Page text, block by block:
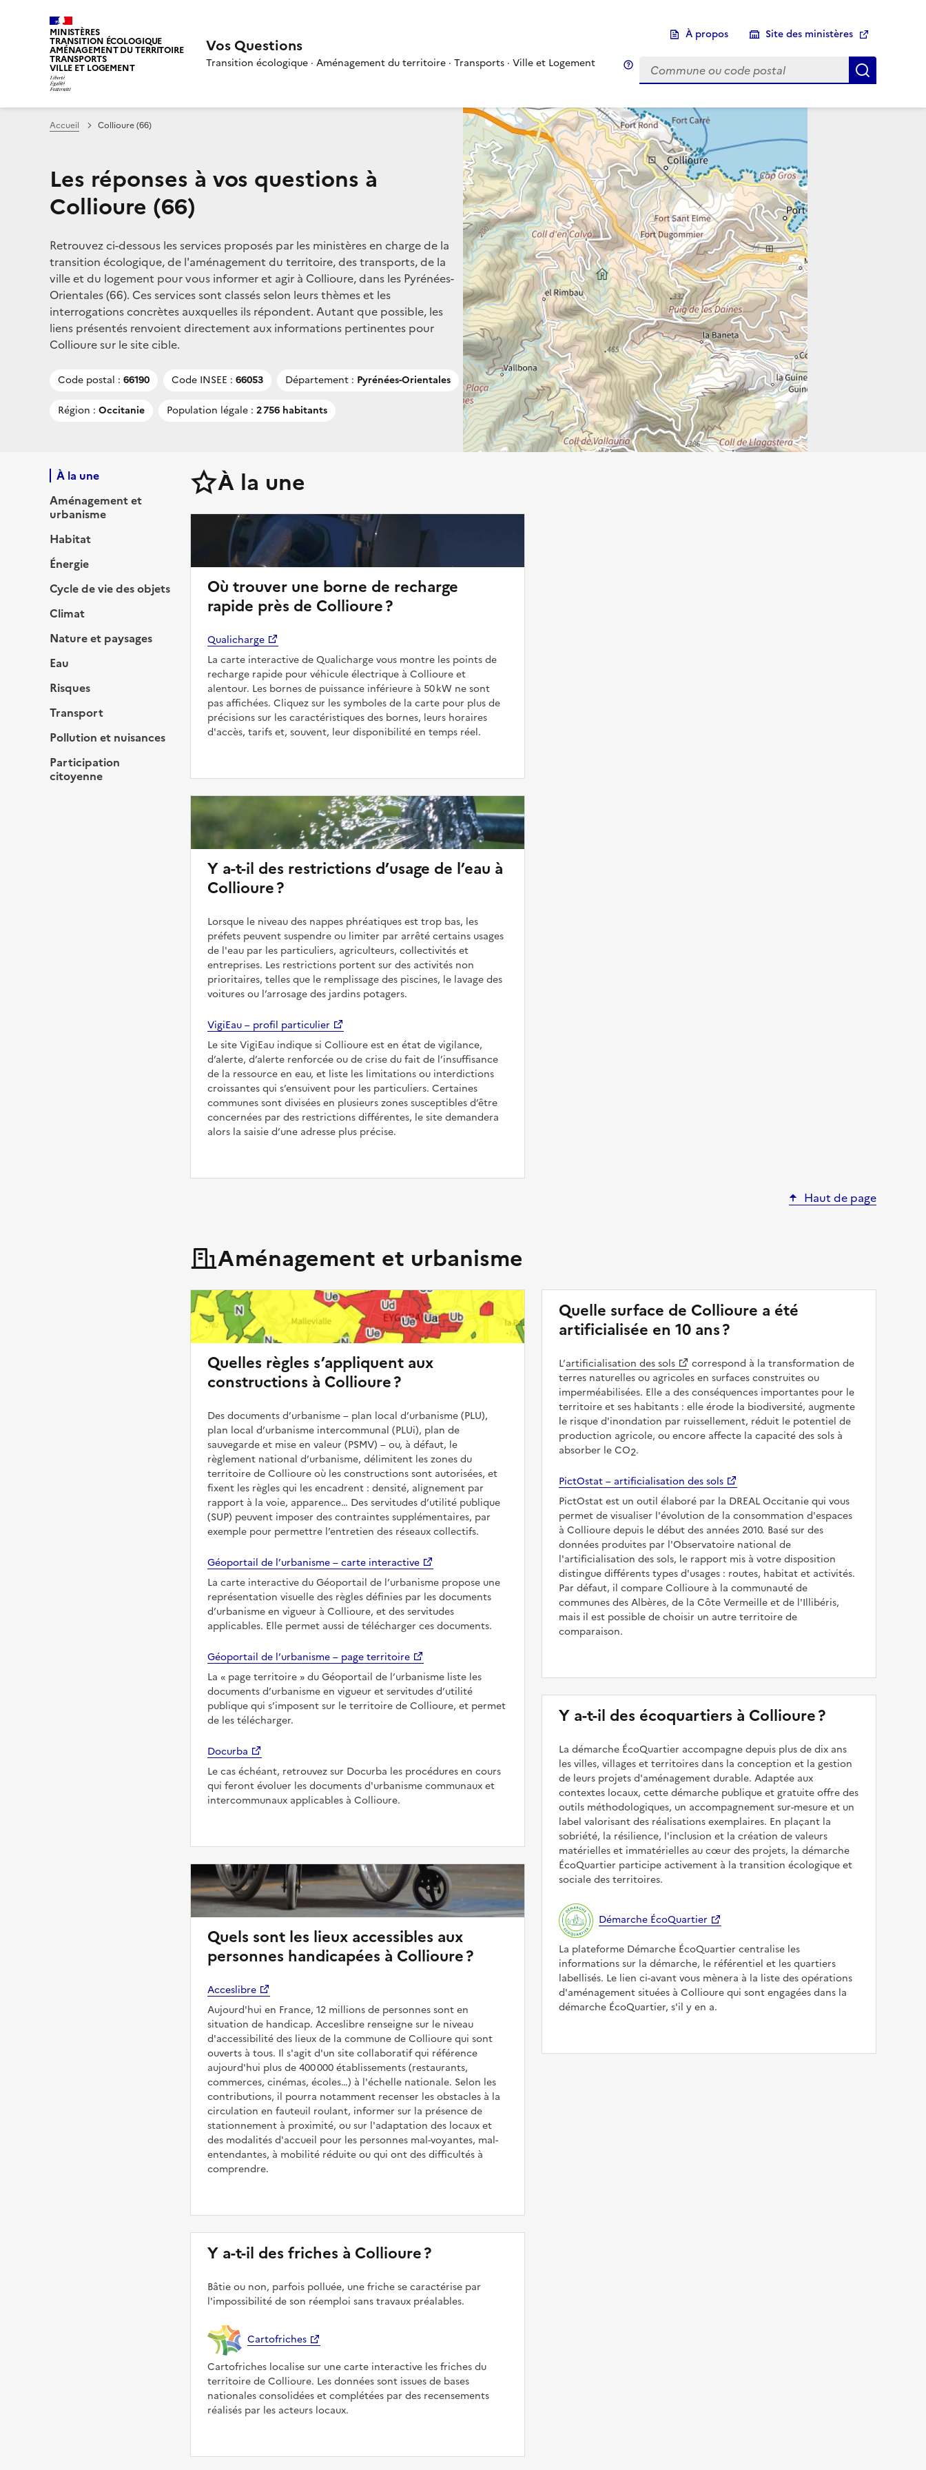
MINISTÈRES
TRANSITION ÉCOLOGIQUE
AMÉNAGEMENT DU TERRITOIRE
TRANSPORTS
VILLE ET LOGEMENT
Vos Questions
Transition écologique · Aménagement du territoire · Transports · Ville et Logement
À propos Site des ministères
Choix d'une commune
Infobulle
Accueil Collioure (66)
Les réponses à vos questions à
Collioure (66)
Retrouvez ci-dessous les services proposés par les ministères en charge de la
transition écologique, de l'aménagement du territoire, des transports, de la
ville et du logement pour vous informer et agir à Collioure, dans les Pyrénées-
Orientales (66). Ces services sont classés selon leurs thèmes et les
interrogations concrètes auxquelles ils répondent. Autant que possible, les
liens présentés renvoient directement aux informations pertinentes pour
Collioure sur le site cible.
Code postal : 66190 Code INSEE : 66053 Département : Pyrénées-Orientales
Région : Occitanie Population légale : 2 756 habitants
À la une
Aménagement et
urbanisme
Habitat
Énergie
Cycle de vie des objets
Climat
Nature et paysages
Eau
Risques
Transport
Pollution et nuisances
Participation
citoyenne
À la une
Où trouver une borne de recharge
rapide près de Collioure ?
Qualicharge
La carte interactive de Qualicharge vous montre les points de
recharge rapide pour véhicule électrique à Collioure et
alentour. Les bornes de puissance inférieure à 50 kW ne sont
pas affichées. Cliquez sur les symboles de la carte pour plus de
précisions sur les caractéristiques des bornes, leurs horaires
d'accès, tarifs et, souvent, leur disponibilité en temps réel.
Y a-t-il des restrictions d’usage de l’eau à
Collioure ?
Lorsque le niveau des nappes phréatiques est trop bas, les
préfets peuvent suspendre ou limiter par arrêté certains usages
de l'eau par les particuliers, agriculteurs, collectivités et
entreprises. Les restrictions portent sur des activités non
prioritaires, telles que le remplissage des piscines, le lavage des
voitures ou l’arrosage des jardins potagers.
VigiEau – profil particulier
Le site VigiEau indique si Collioure est en état de vigilance,
d’alerte, d’alerte renforcée ou de crise du fait de l’insuffisance
de la ressource en eau, et liste les limitations ou interdictions
croissantes qui s’ensuivent pour les particuliers. Certaines
communes sont divisées en plusieurs zones susceptibles d’être
concernées par des restrictions différentes, le site demandera
alors la saisie d’une adresse plus précise.
Haut de page
Aménagement et urbanisme
Quelles règles s’appliquent aux
constructions à Collioure ?
Des documents d’urbanisme – plan local d’urbanisme (PLU),
plan local d’urbanisme intercommunal (PLUi), plan de
sauvegarde et mise en valeur (PSMV) – ou, à défaut, le
règlement national d’urbanisme, délimitent les zones du
territoire de Collioure où les constructions sont autorisées, et
fixent les règles qui les encadrent : densité, alignement par
rapport à la voie, apparence… Des servitudes d’utilité publique
(SUP) peuvent imposer des contraintes supplémentaires, par
exemple pour permettre l’entretien des réseaux collectifs.
Géoportail de l’urbanisme – carte interactive
La carte interactive du Géoportail de l’urbanisme propose une
représentation visuelle des règles définies par les documents
d’urbanisme en vigueur à Collioure, et des servitudes
applicables. Elle permet aussi de télécharger ces documents.
Géoportail de l’urbanisme – page territoire
La
page territoire
du Géoportail de l’urbanisme liste les
documents d’urbanisme en vigueur et servitudes d’utilité
publique qui s’imposent sur le territoire de Collioure, et permet
de les télécharger.
Docurba
Le cas échéant, retrouvez sur Docurba les procédures en cours
qui feront évoluer les documents d'urbanisme communaux et
intercommunaux applicables à Collioure.
Quels sont les lieux accessibles aux
personnes handicapées à Collioure ?
Acceslibre
Aujourd'hui en France, 12 millions de personnes sont en
situation de handicap. Acceslibre renseigne sur le niveau
d'accessibilité des lieux de la commune de Collioure qui sont
ouverts à tous. Il s'agit d'un site collaboratif qui référence
aujourd'hui plus de 400 000 établissements (restaurants,
commerces, cinémas, écoles…) à l'échelle nationale. Selon les
contributions, il pourra notamment recenser les obstacles à la
circulation en fauteuil roulant, informer sur la présence de
stationnement à proximité, ou sur l'adaptation des locaux et
des modalités d'accueil pour les personnes mal-voyantes, mal-
entendantes, à mobilité réduite ou qui ont des difficultés à
comprendre.
Y a-t-il des friches à Collioure ?
Bâtie ou non, parfois polluée, une friche se caractérise par
l'impossibilité de son réemploi sans travaux préalables.
Cartofriches
Cartofriches localise sur une carte interactive les friches du
territoire de Collioure. Les données sont issues de bases
nationales consolidées et complétées par des recensements
réalisés par les acteurs locaux.
Quelle surface de Collioure a été
artificialisée en 10 ans ?
L’artificialisation des sols
correspond à la transformation de
terres naturelles ou agricoles en surfaces construites ou
imperméabilisées. Elle a des conséquences importantes pour le
territoire et ses habitants : elle érode la biodiversité, augmente
le risque d'inondation par ruissellement, réduit le potentiel de
production agricole, ou encore affecte la capacité des sols à
absorber le CO2.
PictOstat – artificialisation des sols
PictOstat est un outil élaboré par la DREAL Occitanie qui vous
permet de visualiser l'évolution de la consommation d'espaces
à Collioure depuis le début des années 2010. Basé sur des
données produites par l'Observatoire national de
l'artificialisation des sols, le rapport mis à votre disposition
distingue différents types d'usages : routes, habitat et activités.
Par défaut, il compare Collioure à la communauté de
communes des Albères, de la Côte Vermeille et de l'Illibéris,
mais il est possible de choisir un autre territoire de
comparaison.
Y a-t-il des écoquartiers à Collioure ?
La démarche ÉcoQuartier accompagne depuis plus de dix ans
les villes, villages et territoires dans la conception et la gestion
de leurs projets d'aménagement durable. Adaptée aux
contextes locaux, cette démarche publique et gratuite offre des
outils méthodologiques, un accompagnement sur-mesure et un
label valorisant des réalisations exemplaires. En plaçant la
sobriété, la résilience, l'inclusion et la création de valeurs
matérielles et immatérielles au cœur des projets, la démarche
ÉcoQuartier participe activement à la transition écologique et
sociale des territoires.
Démarche ÉcoQuartier
La plateforme Démarche ÉcoQuartier centralise les
informations sur la démarche, le référentiel et les quartiers
labellisés. Le lien ci-avant vous mènera à la liste des opérations
d'aménagement situées à Collioure qui sont engagées dans la
démarche ÉcoQuartier, s'il y en a.